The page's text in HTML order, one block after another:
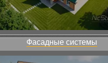
Фасадные системы